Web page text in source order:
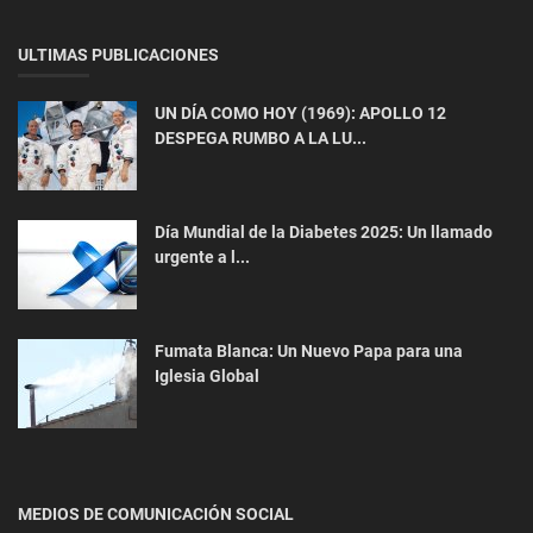
Ciencia
Jóvenes paraguayos brillan en el escenario
mundial de la robótica
Cristóbal Colón hasta las Gu...
ULTIMAS PUBLICACIONES
UN DÍA COMO HOY (1969): APOLLO 12
DESPEGA RUMBO A LA LU...
Día Mundial de la Diabetes 2025: Un llamado
urgente a l...
Fumata Blanca: Un Nuevo Papa para una
Iglesia Global
MEDIOS DE COMUNICACIÓN SOCIAL